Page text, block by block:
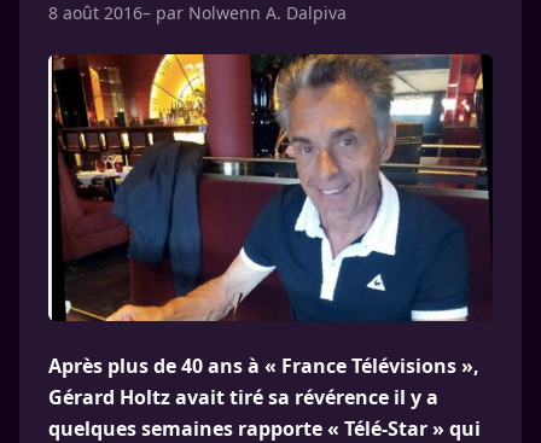
8 août 2016– par Nolwenn A. Dalpiva
Après plus de 40 ans à « France Télévisions »,
Gérard Holtz avait tiré sa révérence il y a
quelques semaines rapporte « Télé-Star » qui